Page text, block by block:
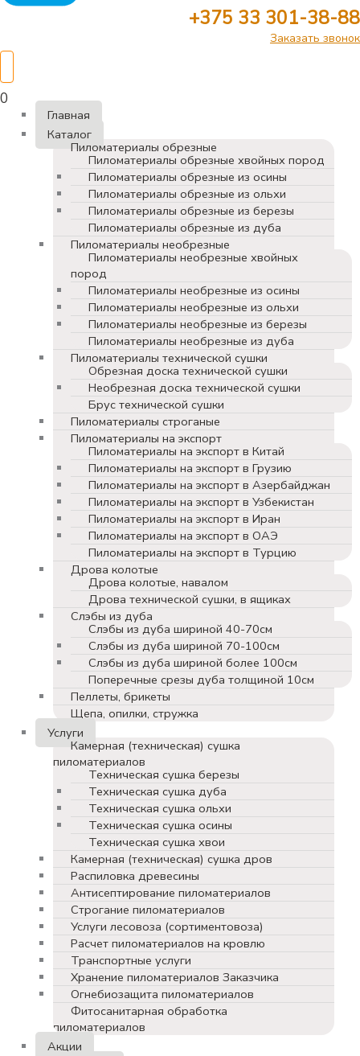
+375 33 301-38-88
Заказать звонок
0
Главная
Каталог
Пиломатериалы обрезные
Пиломатериалы обрезные хвойных пород
Пиломатериалы обрезные из осины
Пиломатериалы обрезные из ольхи
Пиломатериалы обрезные из березы
Пиломатериалы обрезные из дуба
Пиломатериалы необрезные
Пиломатериалы необрезные хвойных
пород
Пиломатериалы необрезные из осины
Пиломатериалы необрезные из ольхи
Пиломатериалы необрезные из березы
Пиломатериалы необрезные из дуба
Пиломатериалы технической сушки
Обрезная доска технической сушки
Необрезная доска технической сушки
Брус технической сушки
Пиломатериалы строганые
Пиломатериалы на экспорт
Пиломатериалы на экспорт в Китай
Пиломатериалы на экспорт в Грузию
Пиломатериалы на экспорт в Азербайджан
Пиломатериалы на экспорт в Узбекистан
Пиломатериалы на экспорт в Иран
Пиломатериалы на экспорт в ОАЭ
Пиломатериалы на экспорт в Турцию
Дрова колотые
Дрова колотые, навалом
Дрова технической сушки, в ящиках
Слэбы из дуба
Слэбы из дуба шириной 40-70см
Слэбы из дуба шириной 70-100см
Слэбы из дуба шириной более 100см
Поперечные срезы дуба толщиной 10см
Пеллеты, брикеты
Щепа, опилки, стружка
Услуги
Камерная (техническая) сушка
пиломатериалов
Техническая сушка березы
Техническая сушка дуба
Техническая сушка ольхи
Техническая сушка осины
Техническая сушка хвои
Камерная (техническая) сушка дров
Распиловка древесины
Антисептирование пиломатериалов
Строгание пиломатериалов
Услуги лесовоза (сортиментовоза)
Расчет пиломатериалов на кровлю
Транспортные услуги
Хранение пиломатериалов Заказчика
Огнебиозащита пиломатериалов
Фитосанитарная обработка
пиломатериалов
Акции